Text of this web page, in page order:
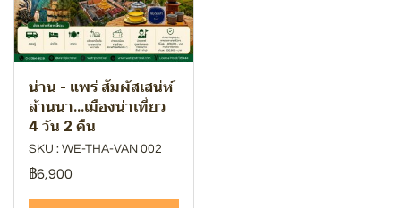
น่าน - แพร่ สัมผัสเสน่ห์
ล้านนา…เมืองน่าเที่ยว
4 วัน 2 คืน
SKU : WE-THA-VAN 002
฿6,900